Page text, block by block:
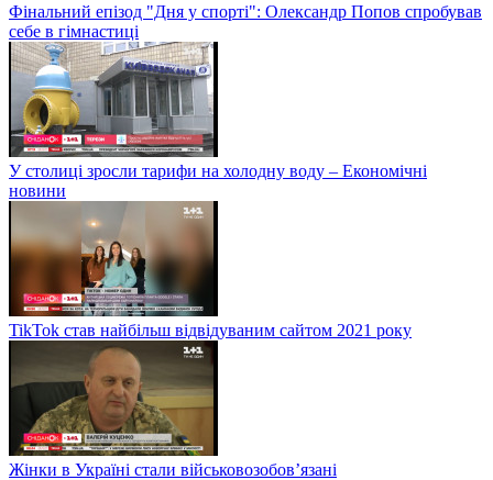
Фінальний епізод "Дня у спорті": Олександр Попов спробував
себе в гімнастиці
У столиці зросли тарифи на холодну воду – Економічні
новини
TikTok став найбільш відвідуваним сайтом 2021 року
Жінки в Україні стали військовозобов’язані